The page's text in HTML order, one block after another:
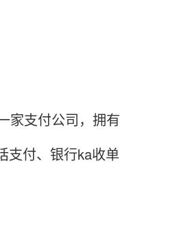
家支付公司，拥有
支付、银行ka收单